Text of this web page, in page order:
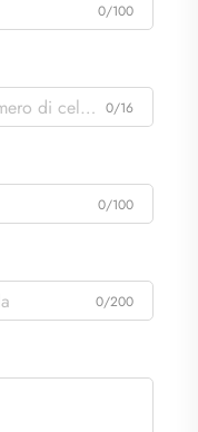
0/100
0/16
0/100
0/200